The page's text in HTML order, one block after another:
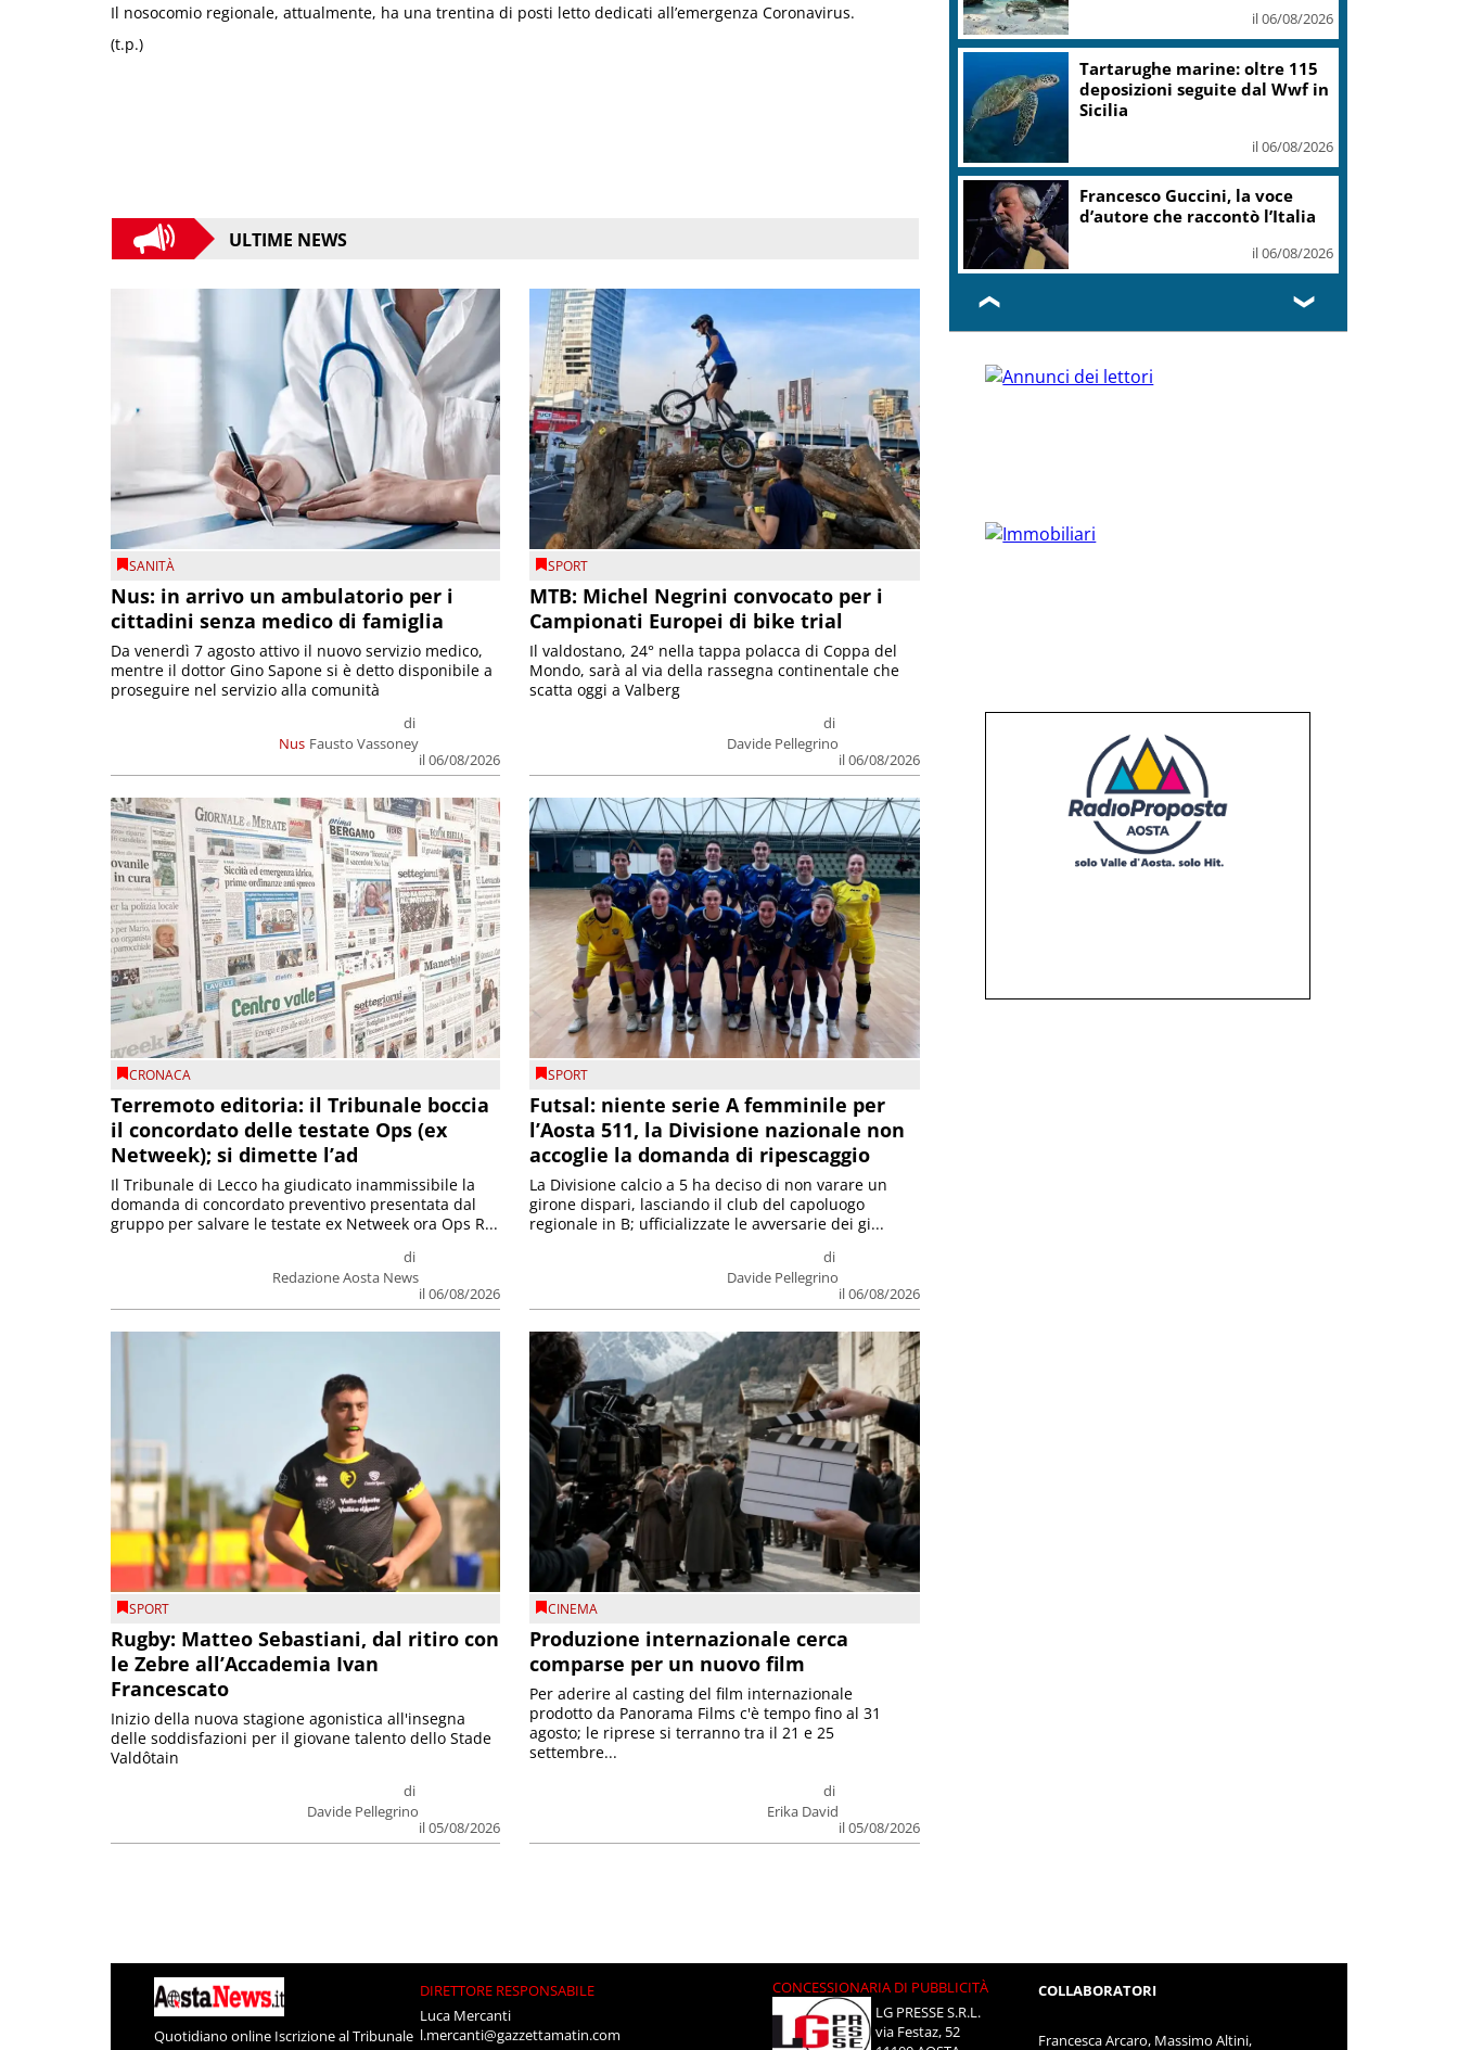
Il nosocomio regionale, attualmente, ha una trentina di posti letto dedicati all’emergenza Coronavirus.
(t.p.)
ULTIME NEWS
SANITÀ
Nus: in arrivo un ambulatorio per i
cittadini senza medico di famiglia
Nus
di
Fausto Vassoney
il 06/08/2026
Da venerdì 7 agosto attivo il nuovo servizio medico,
mentre il dottor Gino Sapone si è detto disponibile a
proseguire nel servizio alla comunità
SPORT
MTB: Michel Negrini convocato per i
Campionati Europei di bike trial
di
Davide Pellegrino
il 06/08/2026
Il valdostano, 24° nella tappa polacca di Coppa del
Mondo, sarà al via della rassegna continentale che
scatta oggi a Valberg
CRONACA
Terremoto editoria: il Tribunale boccia
il concordato delle testate Ops (ex
Netweek); si dimette l’ad
di
Redazione Aosta News
il 06/08/2026
Il Tribunale di Lecco ha giudicato inammissibile la
domanda di concordato preventivo presentata dal
gruppo per salvare le testate ex Netweek ora Ops R...
SPORT
Futsal: niente serie A femminile per
l’Aosta 511, la Divisione nazionale non
accoglie la domanda di ripescaggio
di
Davide Pellegrino
il 06/08/2026
La Divisione calcio a 5 ha deciso di non varare un
girone dispari, lasciando il club del capoluogo
regionale in B; ufficializzate le avversarie dei gi...
SPORT
Rugby: Matteo Sebastiani, dal ritiro con
le Zebre all’Accademia Ivan
Francescato
di
Davide Pellegrino
il 05/08/2026
Inizio della nuova stagione agonistica all'insegna
delle soddisfazioni per il giovane talento dello Stade
Valdôtain
CINEMA
Produzione internazionale cerca
comparse per un nuovo film
di
Erika David
il 05/08/2026
Per aderire al casting del film internazionale
prodotto da Panorama Films c'è tempo fino al 31
agosto; le riprese si terranno tra il 21 e 25
settembre...
il 06/08/2026
Tartarughe marine: oltre 115
deposizioni seguite dal Wwf in
Sicilia
il 06/08/2026
Francesco Guccini, la voce
d’autore che raccontò l’Italia
il 06/08/2026
❮ ❯
Quotidiano online Iscrizione al Tribunale
DIRETTORE RESPONSABILE
Luca Mercanti
l.mercanti@gazzettamatin.com
CONCESSIONARIA DI PUBBLICITÀ
LG PRESSE S.R.L.
via Festaz, 52
COLLABORATORI
Francesca Arcaro, Massimo Altini,